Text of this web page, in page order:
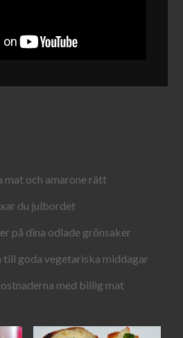
mat och amarone rätt
du julbordet
på dina odlade grönsaker
till goda vegetariska middagar
med billig mat